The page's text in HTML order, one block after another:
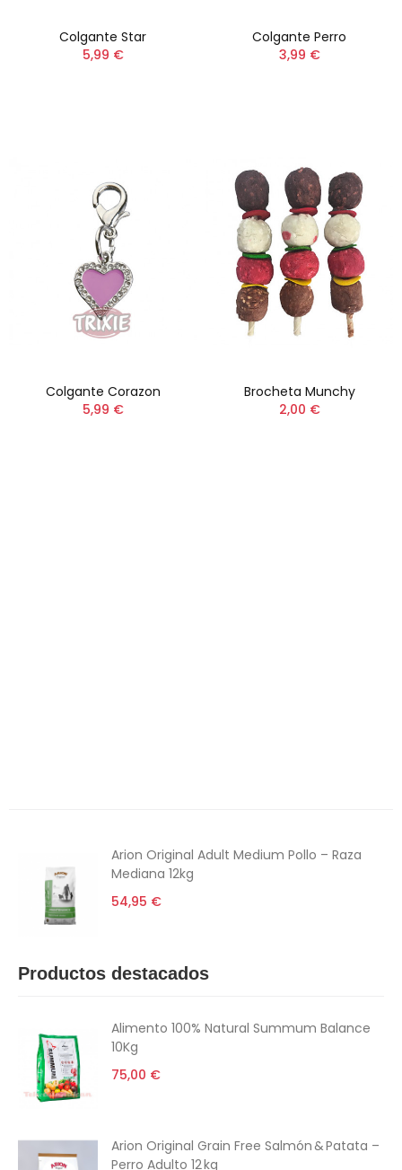
Colgante Star
5,99 €
Colgante Perro
3,99 €
Colgante Corazon
5,99 €
Brocheta Munchy
2,00 €
Arion Original Adult Medium Pollo – Raza
Mediana 12kg
54,95 €
Productos destacados
Alimento 100% Natural Summum Balance
10Kg
75,00 €
Arion Original Grain Free Salmón & Patata –
Perro Adulto 12 kg